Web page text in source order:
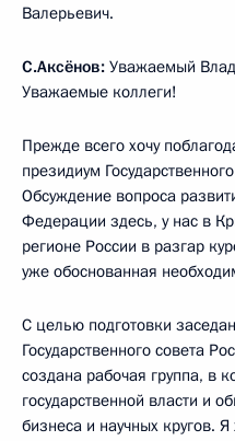
Валерьевич.
С.Аксёнов: Уважаемый
Уважаемые коллеги!
Прежде всего хочу
президиум
Обсуждение вопроса
Федерации здесь, у нас в
регионе России в разгар
уже обоснованная
С целью подготовки
Государственного совета
создана рабочая группа, в
государственной власти и
бизнеса и научных кругов.